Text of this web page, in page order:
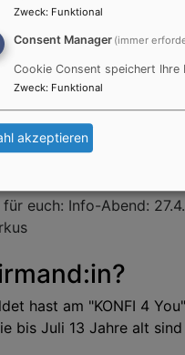
euch: Info-Abend:
hast am "KONFI 4 You"
bis Juli 13 Jahre alt sind
Zweck: Funktional
Consent Manager (immer
Cookie Consent speichert
Zweck: Funktional
akzeptieren